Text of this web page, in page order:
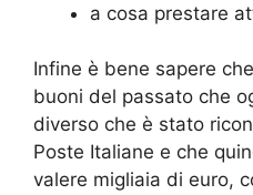
a cosa prestare
Infine è bene sapere
buoni del passato che
diverso che è stato
Poste Italiane e che
valere migliaia di euro,